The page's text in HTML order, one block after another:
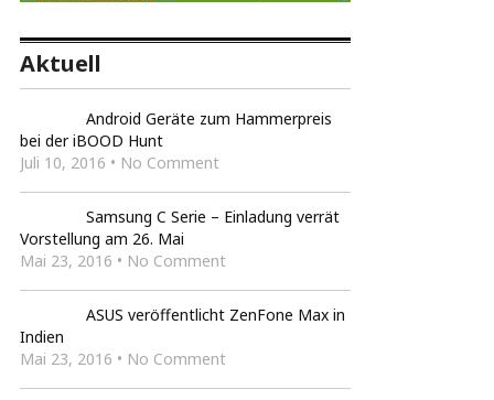
Aktuell
Android Geräte zum Hammerpreis
bei der iBOOD Hunt
Juli 10, 2016 • No Comment
Samsung C Serie – Einladung verrät
Vorstellung am 26. Mai
Mai 23, 2016 • No Comment
ASUS veröffentlicht ZenFone Max in
Indien
Mai 23, 2016 • No Comment